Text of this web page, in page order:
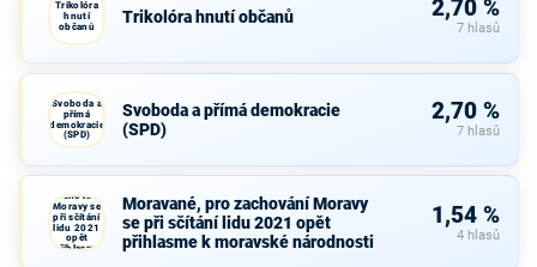
Trikolóra
hnutí
občanů
Trikolóra hnutí občanů 2,70 %
7 hlasů
Svoboda a
přímá
demokracie
(SPD)
Svoboda a přímá demokracie
(SPD)
2,70 %
7 hlasů
Moravané,
zachování
Moravy se
při sčítání
lidu 2021
opět
přihlasme
Moravané, pro zachování Moravy
se při sčítání lidu 2021 opět
přihlasme k moravské národnosti
1,54 %
4 hlasů